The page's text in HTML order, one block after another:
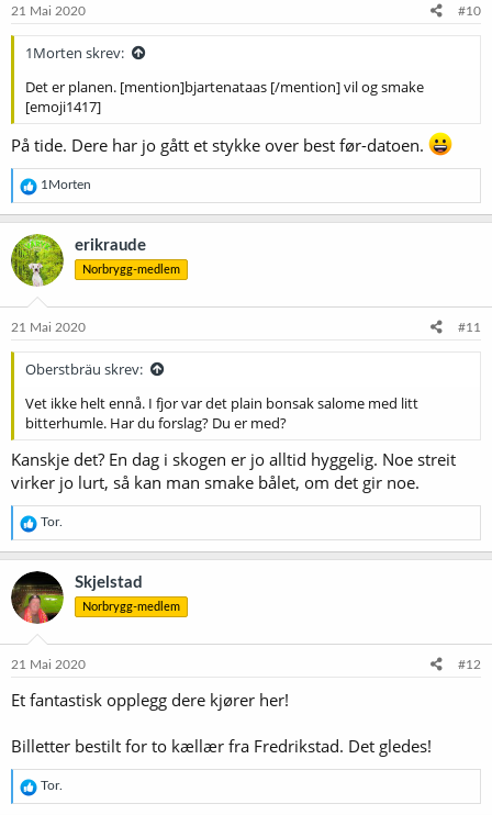
e
21 Mai 2020 #10
1Morten skrev:
Det er planen. [mention]bjartenataas [/mention] vil og smake
[emoji1417]
På tide. Dere har jo gått et stykke over best før-datoen.
R
e
a
k
s
j
o
e
1Morten
erikraude
Norbrygg-medlem
21 Mai 2020 #11
Oberstbräu skrev:
Vet ikke helt ennå. I fjor var det plain bonsak salome med litt
bitterhumle. Har du forslag? Du er med?
Kanskje det? En dag i skogen er jo alltid hyggelig. Noe streit
virker jo lurt, så kan man smake bålet, om det gir noe.
R
e
a
k
s
j
o
e
:
Tor.
Skjelstad
Norbrygg-medlem
21 Mai 2020 #12
Et fantastisk opplegg dere kjører her!
Billetter bestilt for to kællær fra Fredrikstad. Det gledes!
R
e
Tor.